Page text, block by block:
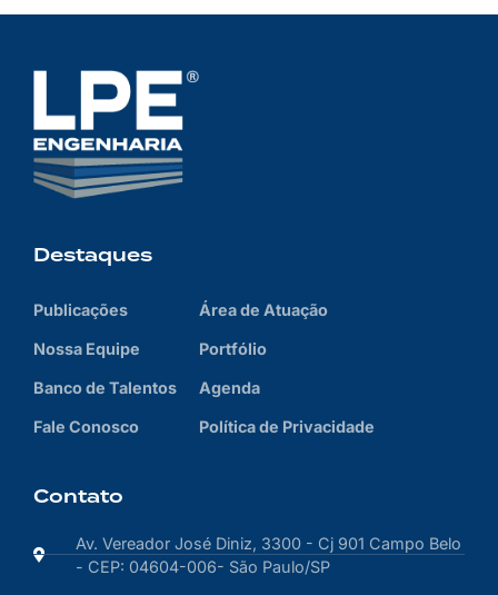
Destaques
Publicações
Nossa Equipe
Banco de Talentos
Fale Conosco
Área de Atuação
Portfólio
Agenda
Política de Privacidade
Contato
Av. Vereador José Diniz, 3300 - Cj 901 Campo Belo
- CEP: 04604-006- São Paulo/SP